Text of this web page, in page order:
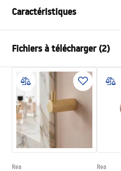
Caractéristiques
Matériel
Méthode de montage
À
Largeur
Hauteur
Profondeur
Série
Garantie
Fichiers à télécharger (2)
Conditions de garantie
Informations de sécurité
Rea Rea